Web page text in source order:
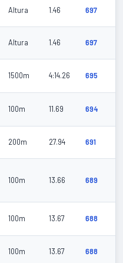
Altura 1.46 697
Altura 1.46 697
1500m 4:14.26 695
100m 11.69 694
200m 27.94 691
100m 13.66 689
100m 13.67 688
100m 13.67 688